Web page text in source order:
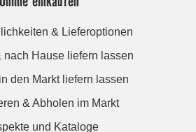
& Lieferoptionen
nach Hause liefern lassen
den Markt liefern lassen
& Abholen im Markt
und Kataloge